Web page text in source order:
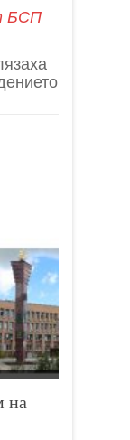
БСП
на